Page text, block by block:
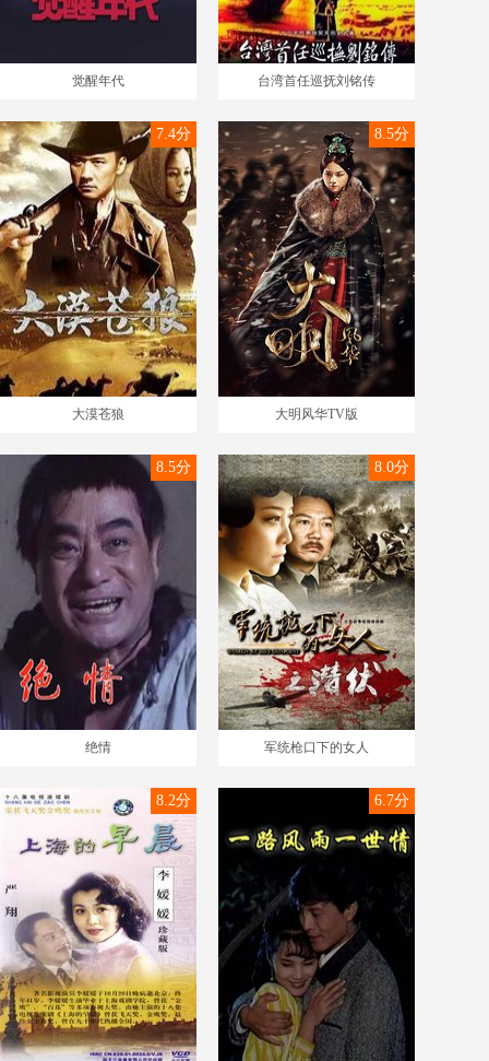
觉醒年代 台湾首任巡抚刘铭传
大漠苍狼
7.4分
大明风华TV版
8.5分
绝情
8.5分
军统枪口下的女人
8.0分
8.2分 6.7分